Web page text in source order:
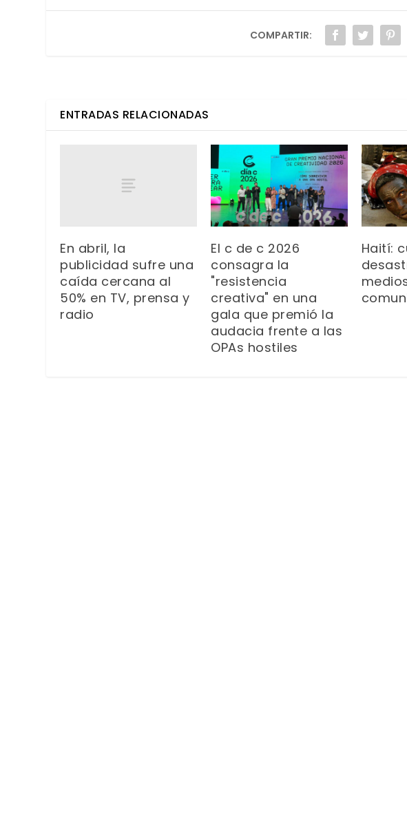
COMPARTIR:
ENTRADAS RELACIONADAS
En abril, la
publicidad sufre una
caída cercana al
50% en TV, prensa y
radio
El c de c 2026
consagra la
"resistencia
creativa" en una
gala que premió la
audacia frente a las
OPAs hostiles
Haití: